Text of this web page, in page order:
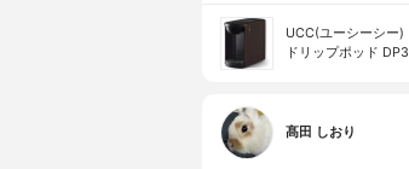
UCC(ユーシーシー)
ドリップポッド DP3
髙田 しおり